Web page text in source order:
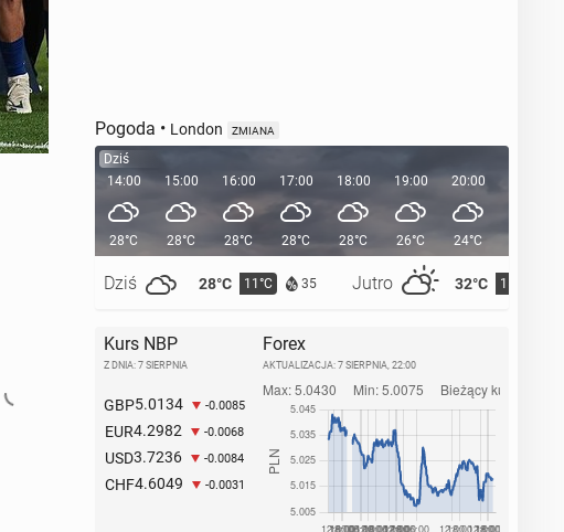
Pogoda • London ZMIANA
Dziś
14:00
28°C
Dziś 28°C 11°C 35 Jutro 32°C 15°C
15:00
28°C
16:00
28°C
17:00
28°C
18:00
28°C
19:00
26°C
20:00
24°C
Kurs NBP
Z DNIA: 7 SIERPNIA
GBP5.0134 -0.0085
EUR4.2982 -0.0068
USD3.7236 -0.0084
CHF4.6049 -0.0031
Forex
AKTUALIZACJA: 7 SIERPNIA, 22:00